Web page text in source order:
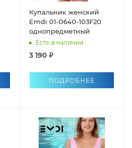
Купальник женский
Emdi 01-0640-103F20
однопредметный
Есть в наличии
3 190 ₽
ПОДРОБНЕЕ